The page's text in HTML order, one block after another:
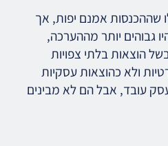
שההכנסות אמנם יפות, אך
גבוהים יותר מההערכה,
הוצאות בלתי צפויות
ולא כהוצאות עסקיות
עובד, אבל הם לא מבינים